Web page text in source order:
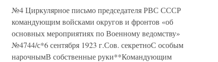
№4 Циркулярное письмо председателя РВС СССР
командующим войсками округов и фронтов «об
основных мероприятиях по Военному ведомству»
№4744/с*6 сентября 1923 г.Сов. секретноС особым
нарочнымВ собственные руки**Командующим